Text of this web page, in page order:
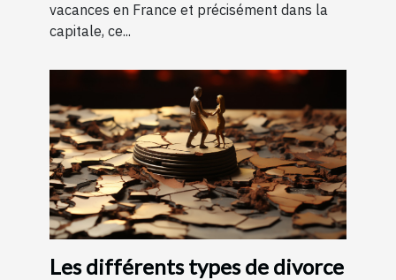
vacances en France et précisément dans la
capitale, ce...
Les différents types de divorce